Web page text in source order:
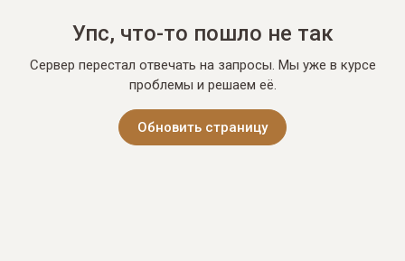
Упс, что-то пошло не так
Сервер перестал отвечать на запросы. Мы уже в курсе
проблемы и решаем её.
Обновить страницу